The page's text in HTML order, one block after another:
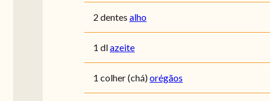
2 dentes alho
1 dlazeite
1 colher (chá)orégãos